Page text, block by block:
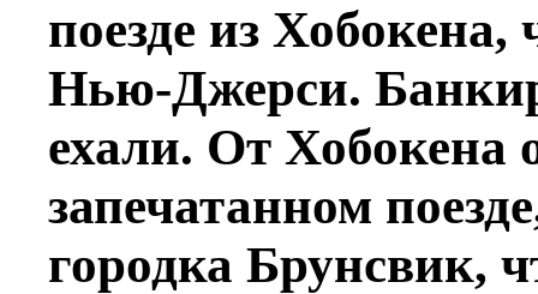
поезде из Хобокена,
Нью-Джерси.
ехали. От Хобокена
запечатанном
городка Брунсвик,